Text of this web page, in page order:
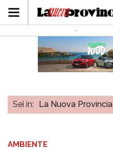
Sei in: La Nuova Provincia
AMBIENTE